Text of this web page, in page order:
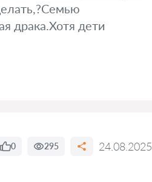
драка.Хотя дети
0 295 24.08.2025